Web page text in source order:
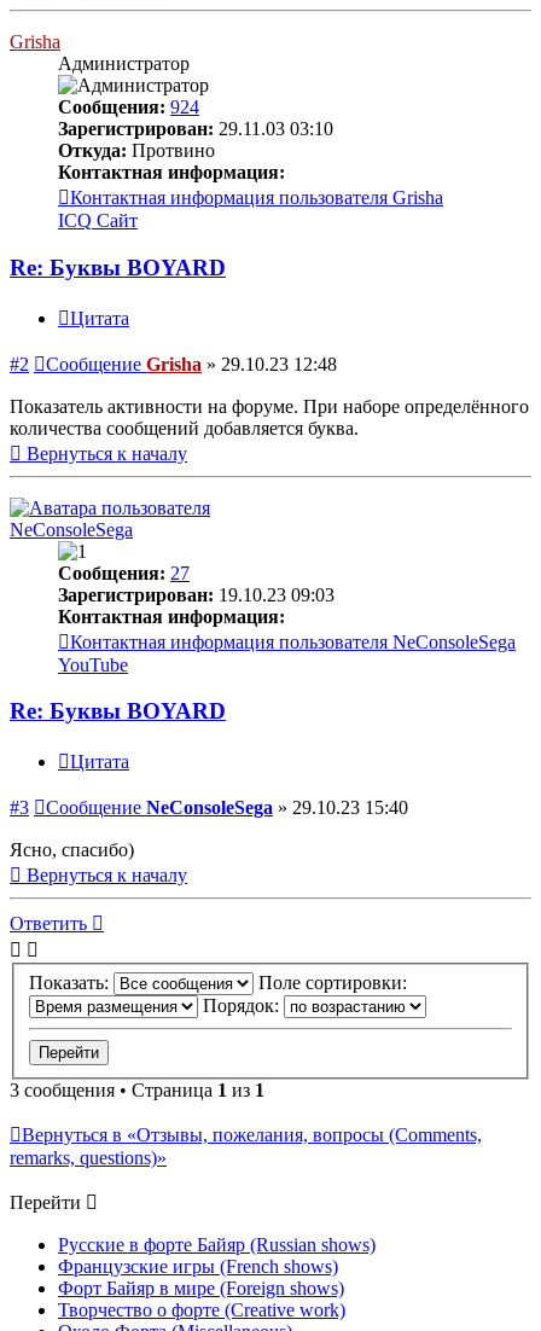
Grisha
Администратор
Сообщения: 924
Зарегистрирован: 29.11.03 03:10
Откуда: Протвино
Контактная информация:
Контактная информация пользователя Grisha
ICQ Сайт
Re: Буквы BOYARD
Цитата
#2 Сообщение Grisha » 29.10.23 12:48
Показатель активности на форуме. При наборе определённого
количества сообщений добавляется буква.
Вернуться к началу
NeConsoleSega
Сообщения: 27
Зарегистрирован: 19.10.23 09:03
Контактная информация:
Контактная информация пользователя NeConsoleSega
YouTube
Re: Буквы BOYARD
Цитата
#3 Сообщение NeConsoleSega » 29.10.23 15:40
Ясно, спасибо)
Вернуться к началу
Ответить
Показать:
Поле сортировки:
Порядок:
3 сообщения • Страница 1 из 1
Вернуться в «Отзывы, пожелания, вопросы (Comments,
remarks, questions)»
Перейти
Русские в форте Байяр (Russian shows)
Французские игры (French shows)
Форт Байяр в мире (Foreign shows)
Творчество о форте (Creative work)